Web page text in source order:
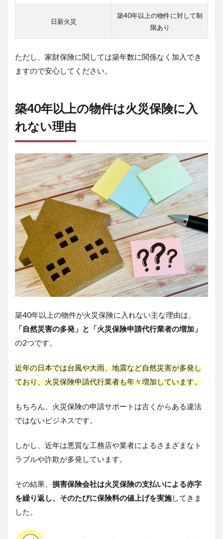
和損保
保険は
築40
い！？
6
ソニー
損保の
火災保
険は築
40年
以上は
入れな
い！？
7
楽天損
保の火
災保険
は築
40年
以上は
入れな
い！？
8
日新火
災の火
災保険
以上は
入れな
い！？
9
40
上の
でも
保険
に入
れな
いと
るの
日新火災
築40年以上の物件に対して制
限あり
ただし、家財保険に関しては築年数に関係なく加入でき
ますので安心してください。
築40年以上の物件は火災保険に入
れない理由
築40年以上の物件が火災保険に入れない主な理由は、
「自然災害の多発」と「火災保険申請代行業者の増加」
の2つです。
近年の日本では台風や大雨、地震など自然災害が多発し
ており、火災保険申請代行業者も年々増加しています。
もちろん、火災保険の申請サポートは古くからある違法
ではないビジネスです。
しかし、近年は悪質な工務店や業者によるさまざまなト
ラブルや詐欺が多発しています。
その結果、 損害保険会社は火災保険の支払いによる赤字
を繰り返し、そのたびに保険料の値上げを実施してきま
した。